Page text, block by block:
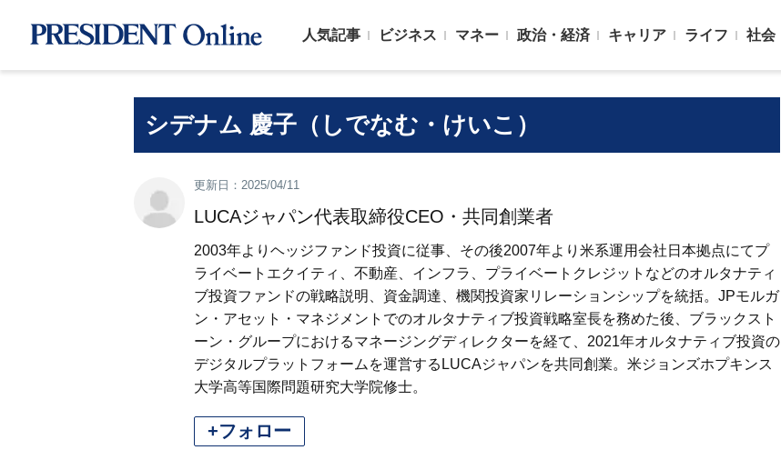
人気記事 ビジネス マネー 政治・経済 キャリア ライフ 社会
シデナム 慶子（しでなむ・けいこ）
更新日：2025/04/11
LUCAジャパン代表取締役CEO・共同創業者
2003年よりヘッジファンド投資に従事、その後2007年より米系運用会社日本拠点にてプ
ライベートエクイティ、不動産、インフラ、プライベートクレジットなどのオルタナティ
ブ投資ファンドの戦略説明、資金調達、機関投資家リレーションシップを統括。JPモルガ
ン・アセット・マネジメントでのオルタナティブ投資戦略室長を務めた後、ブラックスト
ーン・グループにおけるマネージングディレクターを経て、2021年オルタナティブ投資の
デジタルプラットフォームを運営するLUCAジャパンを共同創業。米ジョンズホプキンス
大学高等国際問題研究大学院修士。
+フォロー